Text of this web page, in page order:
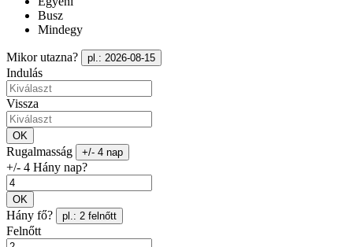
Busz
Mindegy
Mikor utazna? pl.: 2026-08-15
Indulás
Vissza
OK
Rugalmasság +/- 4 nap
+/- 4 Hány nap?
OK
Hány fő? pl.: 2 felnőtt
Felnőtt